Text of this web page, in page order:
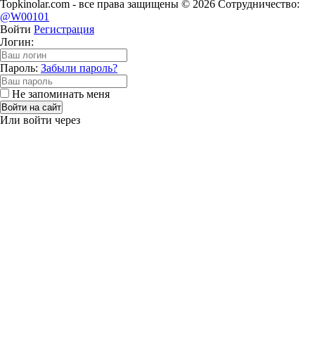
Topkinolar.com - все права защищены © 2026 Сотрудничество:
@W00101
Войти Регистрация
Логин:
Пароль: Забыли пароль?
Не запоминать меня
Войти на сайт
Или войти через